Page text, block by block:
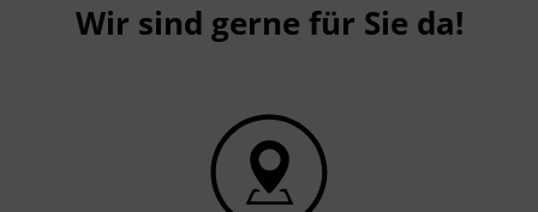
Wir sind gerne für Sie da!